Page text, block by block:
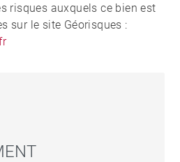
risques auxquels ce bien est
sur le site Géorisques :